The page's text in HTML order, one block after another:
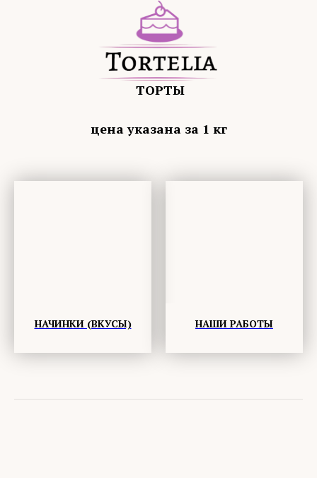
ТОРТЫ
цена указана за 1 кг
НАЧИНКИ (ВКУСЫ) НАШИ РАБОТЫ